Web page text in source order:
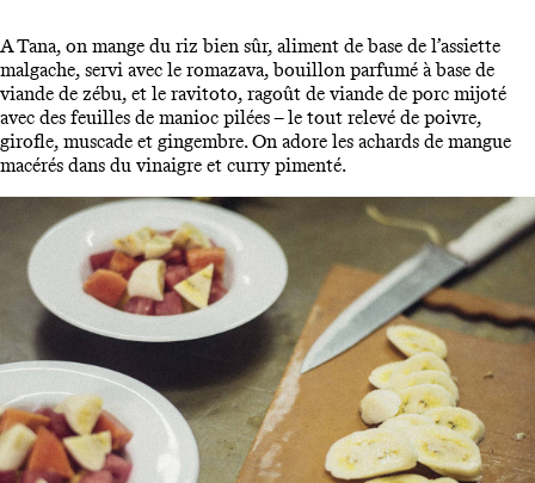
A Tana, on mange du riz bien sûr, aliment de base de l’assiette
malgache, servi avec le romazava, bouillon parfumé à base de
viande de zébu, et le ravitoto, ragoût de viande de porc mijoté
avec des feuilles de manioc pilées – le tout relevé de poivre,
girofle, muscade et gingembre. On adore les achards de mangue
macérés dans du vinaigre et curry pimenté.